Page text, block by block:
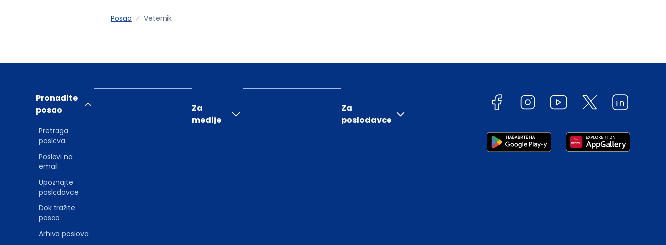
Posao Veternik
Pronađite
posao
Pretraga
poslova
Poslovi na
email
Upoznajte
poslodavce
Dok tražite
posao
Arhiva poslova
Za
medije
Za
poslodavce